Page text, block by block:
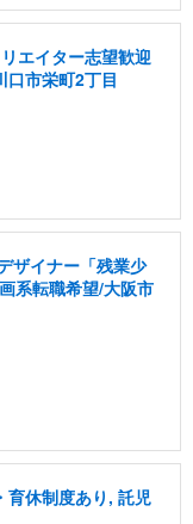
エイター志望歓迎
口市栄町2丁目
ザイナー「残業少
系転職希望/大阪市
育休制度あり, 託児